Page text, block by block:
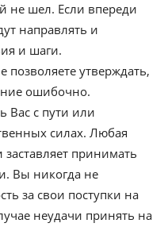
не шел. Если впереди
направлять и
и шаги.
утверждать,
ошибочно.
Вас с пути или
силах. Любая
заставляет принимать
Вы никогда не
за свои поступки на
неудачи принять на